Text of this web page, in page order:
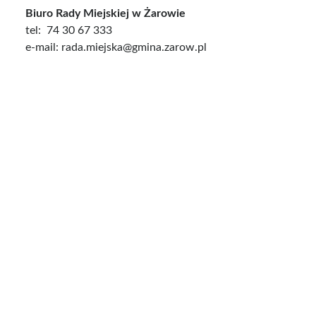
Biuro Rady Miejskiej w Żarowie
tel: 74 30 67 333
e-mail: rada.miejska@gmina.zarow.pl